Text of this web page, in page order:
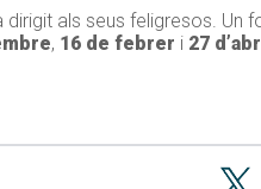
als seus feligresos. Un
, 16 de febrer i 27